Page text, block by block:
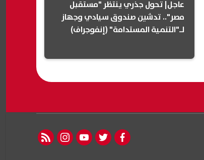
عاجل| تحول جذري ينتظر "مستقبل
مصر".. تدشين صندوق سيادي وجهاز
لـ"التنمية المستدامة" (إنفوجراف)
facebook
twitter
youtube
instagram
rss feed